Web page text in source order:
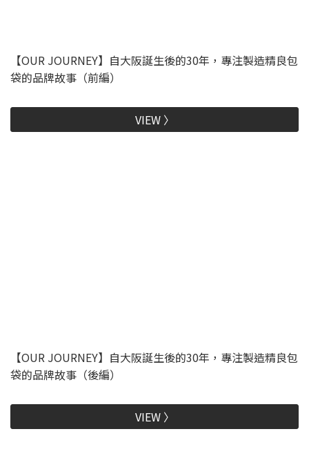
【OUR JOURNEY】自大阪誕生後的30年，專注製造精良包
袋的品牌故事（前編）
VIEW 〉
【OUR JOURNEY】自大阪誕生後的30年，專注製造精良包
袋的品牌故事（後編）
VIEW 〉